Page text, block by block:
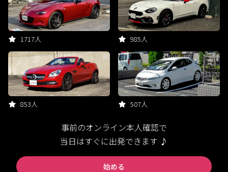
1717人 985人
853人 507人
事前のオンライン本人確認で
当日はすぐに出発できます ♪
始める